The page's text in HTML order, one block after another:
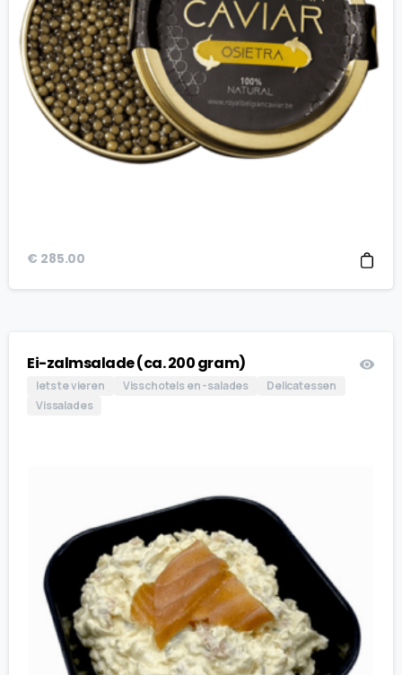
€ 285.00
Ei-zalmsalade (ca. 200 gram)
Iets te vieren Visschotels en -salades
Delicatessen
Vissalades